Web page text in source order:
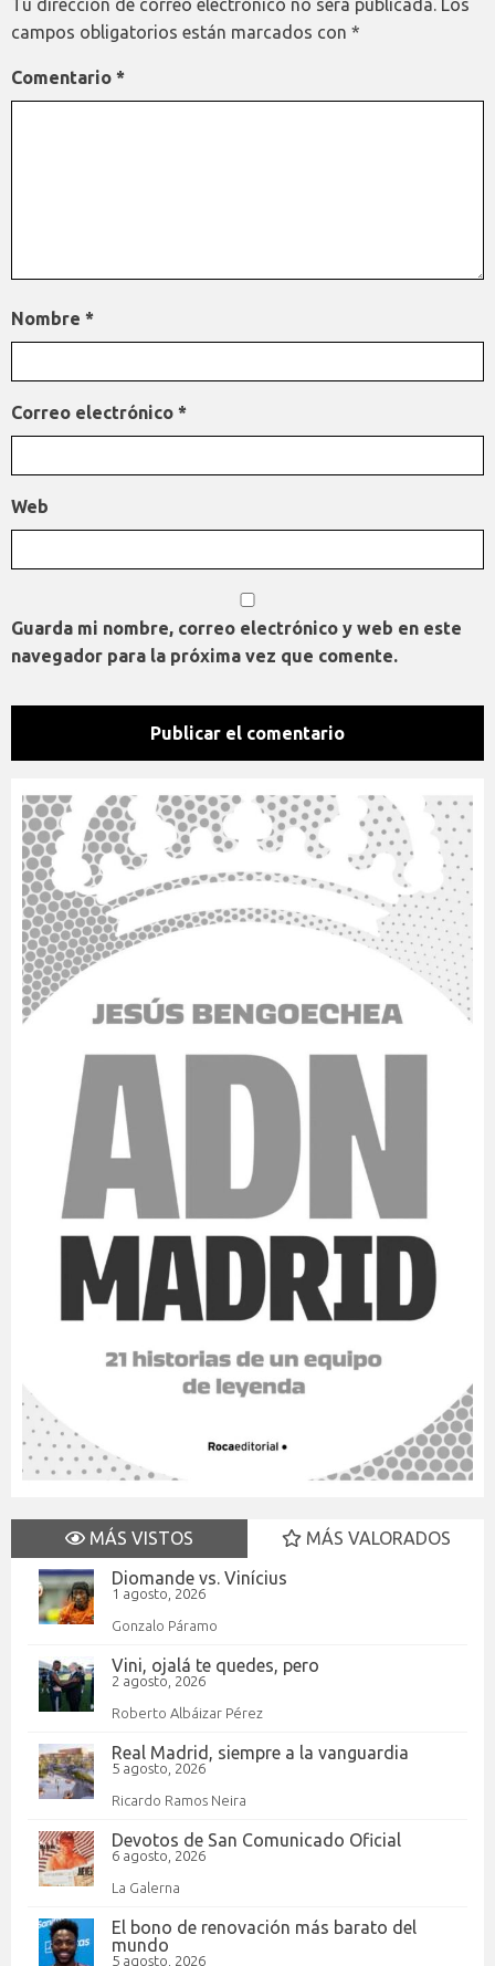
Tu dirección de correo electrónico no será publicada. Los
campos obligatorios están marcados con *
Comentario *
Nombre *
Correo electrónico *
Web
Guarda mi nombre, correo electrónico y web en este
navegador para la próxima vez que comente.
MÁS VISTOS
MÁS VALORADOS
Diomande vs. Vinícius
1 agosto, 2026
Gonzalo Páramo
Vini, ojalá te quedes, pero
2 agosto, 2026
Roberto Albáizar Pérez
Real Madrid, siempre a la vanguardia
5 agosto, 2026
Ricardo Ramos Neira
Devotos de San Comunicado Oficial
6 agosto, 2026
La Galerna
El bono de renovación más barato del
mundo
5 agosto, 2026